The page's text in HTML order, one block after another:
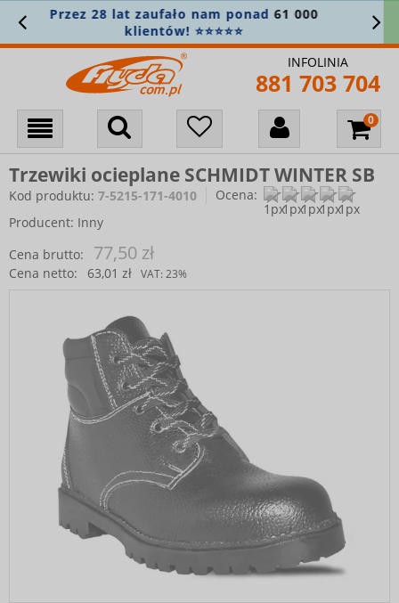
28 lat zaufało nam ponad61 000
klientów! ⭐⭐⭐⭐⭐
INFOLINIA
881 703 704
Trzewiki ocieplane SCHMIDT WINTER SB
Kod produktu: 7-5215-171-4010
Ocena:
Producent: Inny
Cena brutto:
77,50 zł
Cena netto: 63,01 zł VAT: 23%